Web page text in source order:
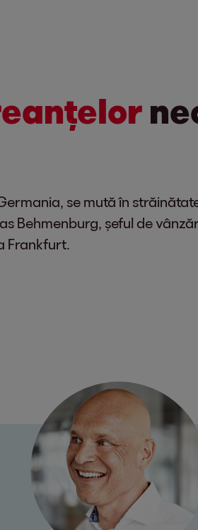
se mută în
Behmenburg, șeful de
Frankfurt.